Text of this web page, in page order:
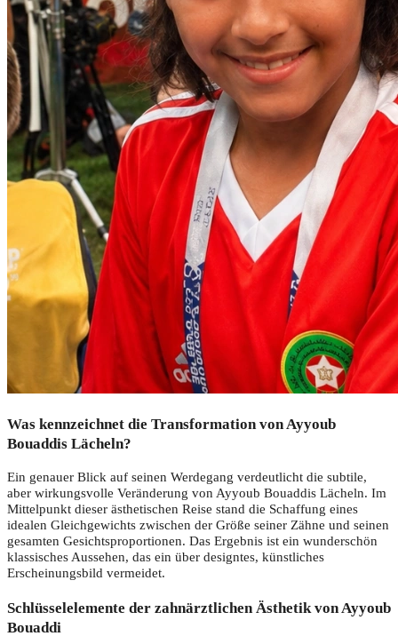
Was kennzeichnet die Transformation von Ayyoub
Bouaddis Lächeln?
Ein genauer Blick auf seinen Werdegang verdeutlicht die subtile,
aber wirkungsvolle Veränderung von Ayyoub Bouaddis Lächeln. Im
Mittelpunkt dieser ästhetischen Reise stand die Schaffung eines
idealen Gleichgewichts zwischen der Größe seiner Zähne und seinen
gesamten Gesichtsproportionen. Das Ergebnis ist ein wunderschön
klassisches Aussehen, das ein über designtes, künstliches
Erscheinungsbild vermeidet.
Schlüsselelemente der zahnärztlichen Ästhetik von Ayyoub
Bouaddi